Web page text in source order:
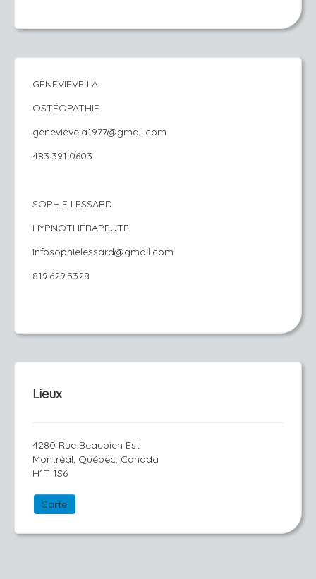
GENEVIÈVE LA
OSTÉOPATHIE
genevievela1977@gmail.com
483.391.0603
SOPHIE LESSARD
HYPNOTHÉRAPEUTE
infosophielessard@gmail.com
819.629.5328
Lieux
4280 Rue Beaubien Est
Montréal, Québec, Canada
H1T 1S6
Carte